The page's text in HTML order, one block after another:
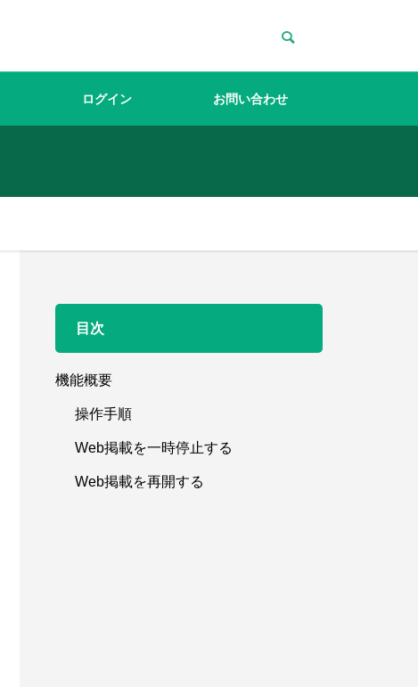
ログイン お問い合わせ
目次
機能概要
操作手順
Web掲載を一時停止する
Web掲載を再開する